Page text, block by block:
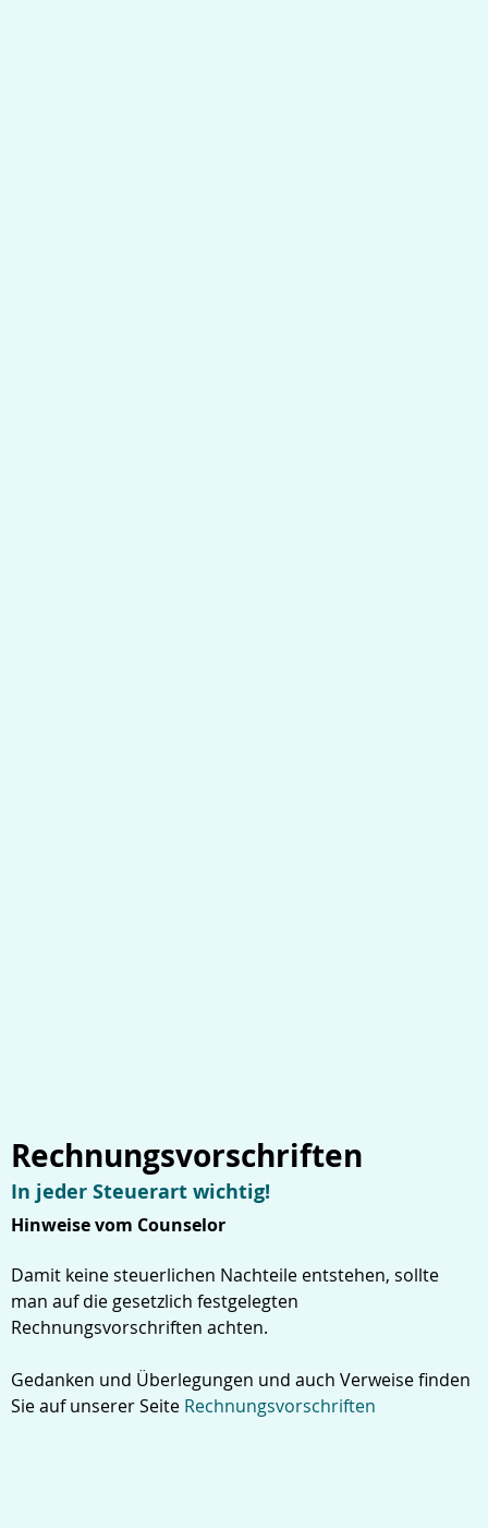
Rechnungsvorschriften
In jeder Steuerart wichtig!
Hinweise vom Counselor
Damit keine steuerlichen Nachteile entstehen, sollte
man auf die gesetzlich festgelegten
Rechnungsvorschriften achten.
Gedanken und Überlegungen und auch Verweise finden
Sie auf unserer Seite Rechnungsvorschriften